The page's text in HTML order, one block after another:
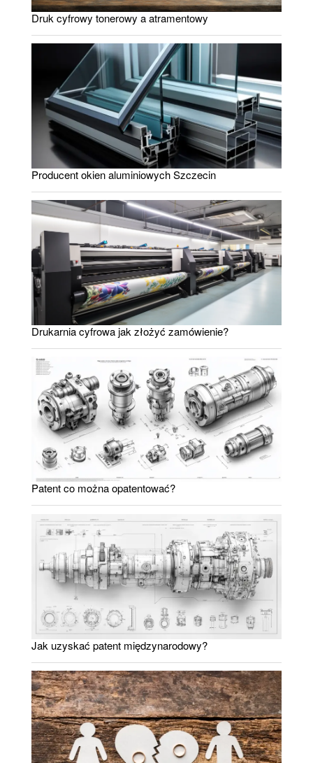
Druk cyfrowy tonerowy a atramentowy
Producent okien aluminiowych Szczecin
Drukarnia cyfrowa jak złożyć zamówienie?
Patent co można opatentować?
Jak uzyskać patent międzynarodowy?